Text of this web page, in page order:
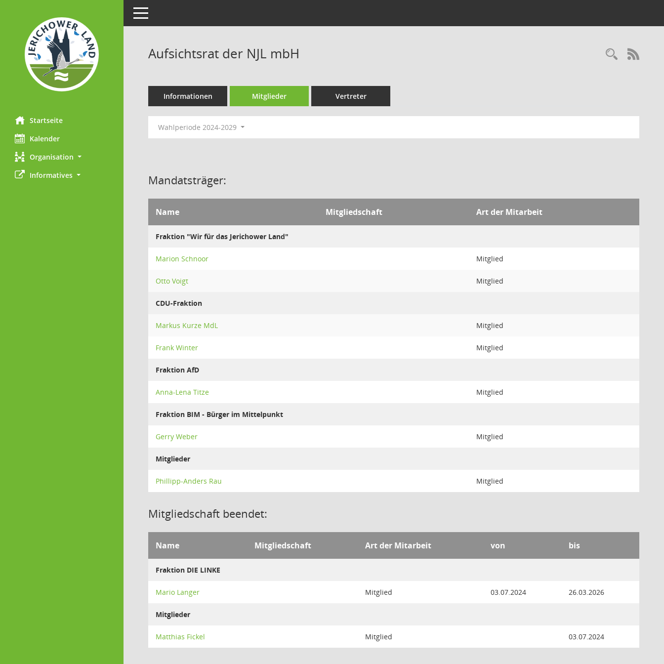
Startseite
Kalender
Organisation
Informatives
Toggle navigation
Aufsichtsrat der NJL mbH
Informationen Mitglieder Vertreter
Wahlperiode 2024-2029
Mandatsträger:
Name Mitgliedschaft Art der Mitarbeit
Fraktion "Wir für das Jerichower Land"
Marion Schnoor Mitglied
Otto Voigt Mitglied
CDU-Fraktion
Markus Kurze MdL Mitglied
Frank Winter Mitglied
Fraktion AfD
Anna-Lena Titze Mitglied
Fraktion BIM - Bürger im Mittelpunkt
Gerry Weber Mitglied
Mitglieder
Phillipp-Anders Rau Mitglied
Mitgliedschaft beendet:
Name Mitgliedschaft Art der Mitarbeit von bis
Fraktion DIE LINKE
Mario Langer Mitglied 03.07.2024 26.03.2026
Mitglieder
Matthias Fickel Mitglied 03.07.2024